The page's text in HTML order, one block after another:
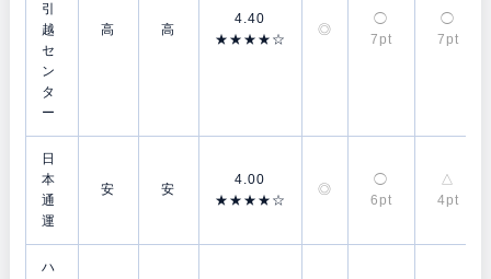
引
越
セ
ン
タ
ー
高 高
4.40
★★★★☆
◎
◯
7pt
◯
7pt
日
本
通
運
安 安
4.00
★★★★☆
◎
◯
6pt
△
4pt
ハ